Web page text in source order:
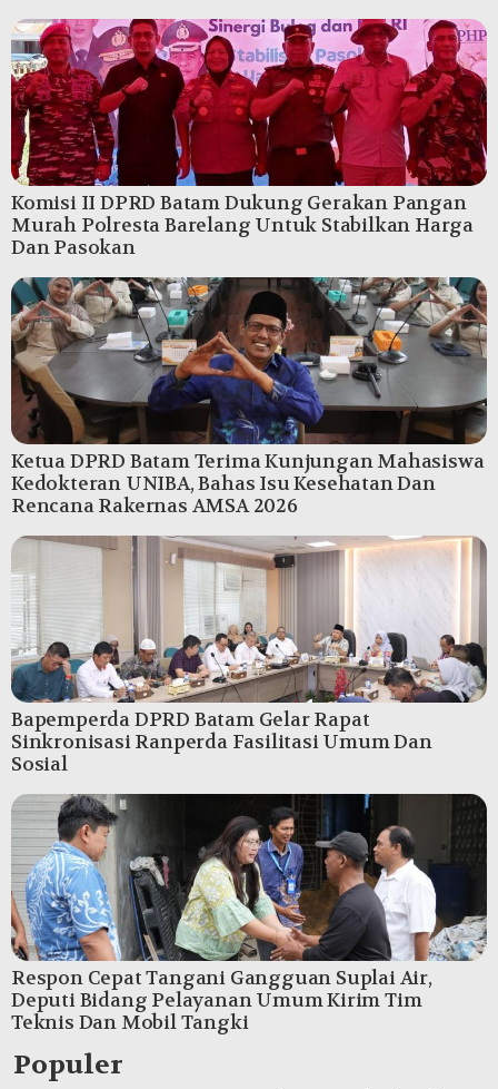
Komisi II DPRD Batam Dukung Gerakan Pangan
Murah Polresta Barelang Untuk Stabilkan Harga
Dan Pasokan
Ketua DPRD Batam Terima Kunjungan Mahasiswa
Kedokteran UNIBA, Bahas Isu Kesehatan Dan
Rencana Rakernas AMSA 2026
Bapemperda DPRD Batam Gelar Rapat
Sinkronisasi Ranperda Fasilitasi Umum Dan
Sosial
Respon Cepat Tangani Gangguan Suplai Air,
Deputi Bidang Pelayanan Umum Kirim Tim
Teknis Dan Mobil Tangki
Populer